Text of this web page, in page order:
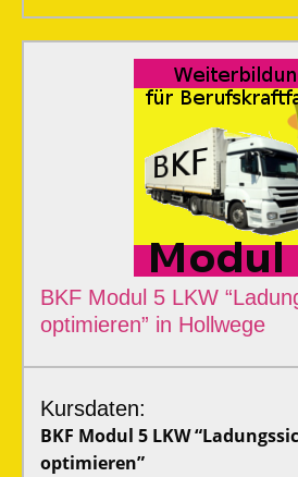
BKF Modul 5 LKW
optimieren” in Hollwege
Kursdaten:
BKF Modul 5 LKW
optimieren”